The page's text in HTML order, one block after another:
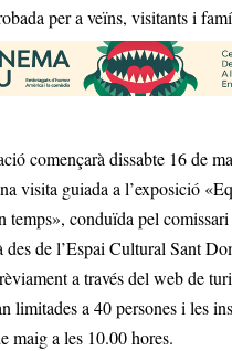
per a veïns, visitants i
començarà dissabte 16 de
visita guiada a l’exposició
temps», conduïda pel
des de l’Espai Cultural Sant
a través del web de
limitades a 40 persones i les
maig a les 10.00 hores.